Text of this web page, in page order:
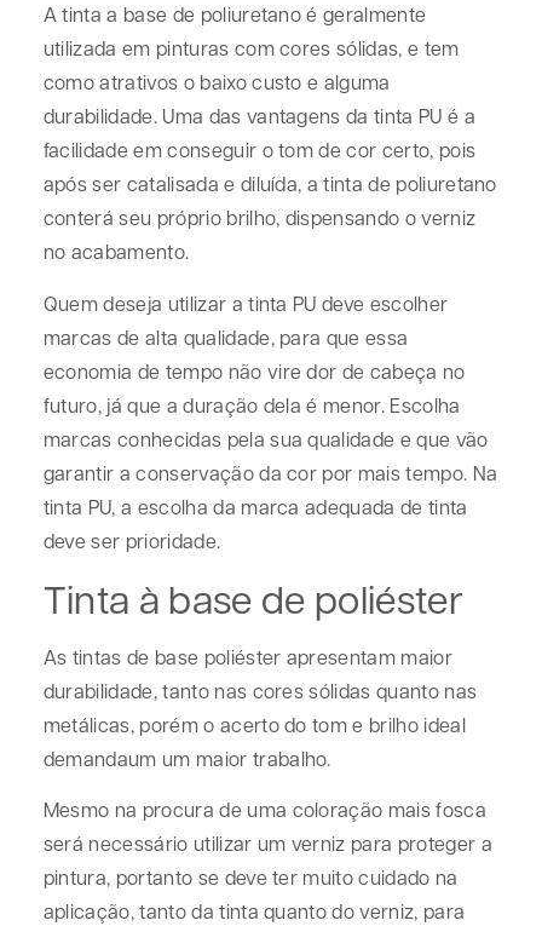
A tinta a base de poliuretano é geralmente
utilizada em pinturas com cores sólidas, e tem
como atrativos o baixo custo e alguma
durabilidade. Uma das vantagens da tinta PU é a
facilidade em conseguir o tom de cor certo, pois
após ser catalisada e diluída, a tinta de poliuretano
conterá seu próprio brilho, dispensando o verniz
no acabamento.
Quem deseja utilizar a tinta PU deve escolher
marcas de alta qualidade, para que essa
economia de tempo não vire dor de cabeça no
futuro, já que a duração dela é menor. Escolha
marcas conhecidas pela sua qualidade e que vão
garantir a conservação da cor por mais tempo. Na
tinta PU, a escolha da marca adequada de tinta
deve ser prioridade.
Tinta à base de poliéster
As tintas de base poliéster apresentam maior
durabilidade, tanto nas cores sólidas quanto nas
metálicas, porém o acerto do tom e brilho ideal
demandaum um maior trabalho.
Mesmo na procura de uma coloração mais fosca
será necessário utilizar um verniz para proteger a
pintura, portanto se deve ter muito cuidado na
aplicação, tanto da tinta quanto do verniz, para